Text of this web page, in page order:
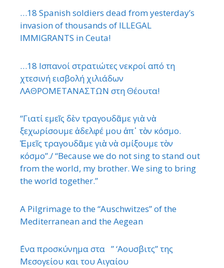
…18 Spanish soldiers dead from yesterday’s
invasion of thousands of ILLEGAL
IMMIGRANTS in Ceuta!
…18 Ισπανοί στρατιώτες νεκροί από τη
χτεσινή εισβολή χιλιάδων
ΛΑΘΡΟΜΕΤΑΝΑΣΤΩΝ στη Θέουτα!
“Γιατί εμεῖς δὲν τραγουδᾶμε γιὰ νὰ
ξεχωρίσουμε ἀδελφέ μου ἀπ᾿ τὸν κόσμο.
Ἐμεῖς τραγουδᾶμε γιὰ νὰ σμίξουμε τὸν
κόσμο”./ “Because we do not sing to stand out
from the world, my brother. We sing to bring
the world together.”
A Pilgrimage to the “Auschwitzes” of the
Mediterranean and the Aegean
΄Ενα προσκύνημα στα ” ‘Αουσβιτς” της
Μεσογείου και του Αιγαίου